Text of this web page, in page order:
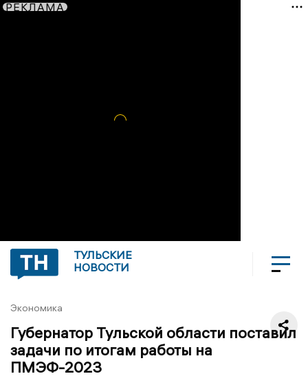
РЕКЛАМА
ТУЛЬСКИЕ
НОВОСТИ
Экономика
Губернатор Тульской области поставил
задачи по итогам работы на
ПМЭФ-2023